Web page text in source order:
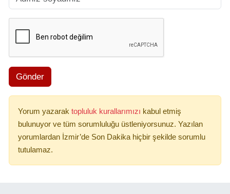
Gönder
Yorum yazarak topluluk kurallarımızı kabul etmiş
bulunuyor ve tüm sorumluluğu üstleniyorsunuz. Yazılan
yorumlardan İzmir’de Son Dakika hiçbir şekilde sorumlu
tutulamaz.